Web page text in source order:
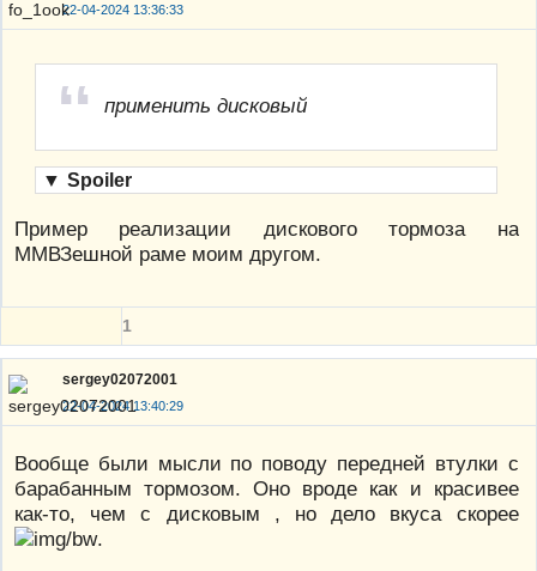
22-04-2024 13:36:33
применить дисковый
▼ Spoiler
Пример реализации дискового тормоза на
ММВЗешной раме моим другом.
1
sergey02072001
22-04-2024 13:40:29
Вообще были мысли по поводу передней втулки с
барабанным тормозом. Оно вроде как и красивее
как-то, чем с дисковым , но дело вкуса скорее
.